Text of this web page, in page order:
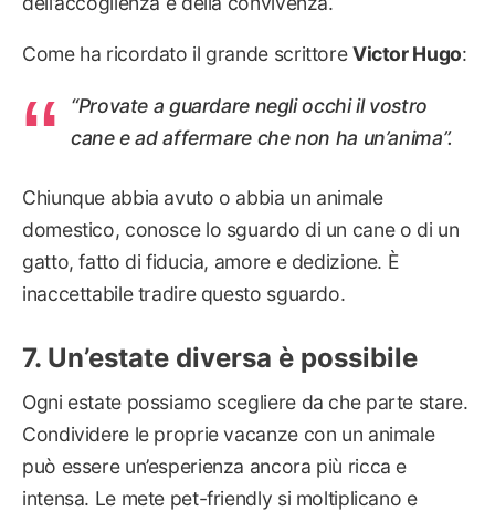
Come ha ricordato il grande scrittoreVictor Hugo:
“Provate a guardare negli occhi il vostro
cane e ad affermare che non ha un’anima”.
Chiunque abbia avuto o abbia un animale
domestico, conosce lo sguardo di un cane o di un
gatto, fatto di fiducia, amore e dedizione. È
inaccettabile tradire questo sguardo.
Un’estate diversa è possibile
Ogni estate possiamo scegliere da che parte stare.
Condividere le proprie vacanze con un animale
può essere un’esperienza ancora più ricca e
intensa. Le mete pet-friendly si moltiplicano e